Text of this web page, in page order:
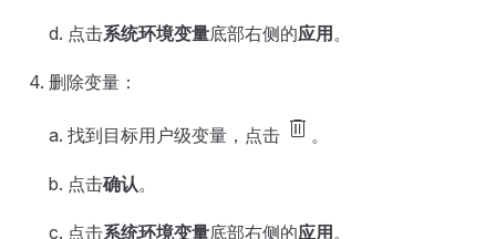
d. 点击系统环境变量底部右侧的应用。
删除变量：
a. 找到目标用户级变量，点击 delete 。
b. 点击确认 。
c. 点击系统环境变量底部右侧的应用。